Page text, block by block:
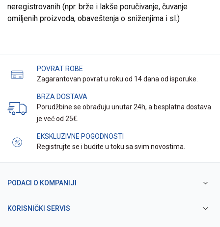
neregistrovanih (npr. brže i lakše poručivanje, čuvanje
omiljenih proizvoda, obaveštenja o sniženjima i sl.)
POVRAT ROBE
Zagarantovan povrat u roku od 14 dana od isporuke.
BRZA DOSTAVA
Porudžbine se obrađuju unutar 24h, a besplatna dostava
je već od 25€.
EKSKLUZIVNE POGODNOSTI
Registrujte se i budite u toku sa svim novostima.
PODACI O KOMPANIJI
KORISNIČKI SERVIS